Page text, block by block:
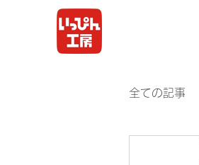
全ての記事